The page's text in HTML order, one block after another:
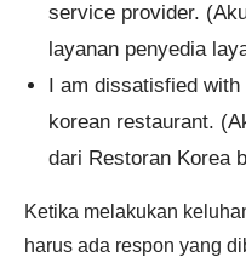
service provider.
layanan penyedia
I am dissatisfied
korean restaurant.
dari Restoran Korea
Ketika melakukan
harus ada respon yang